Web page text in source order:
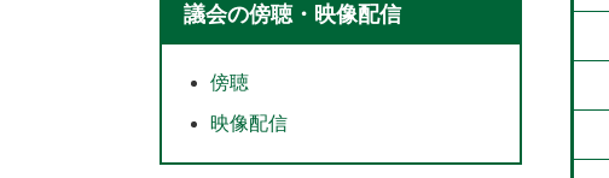
議会の傍聴・映像配信
傍聴
映像配信